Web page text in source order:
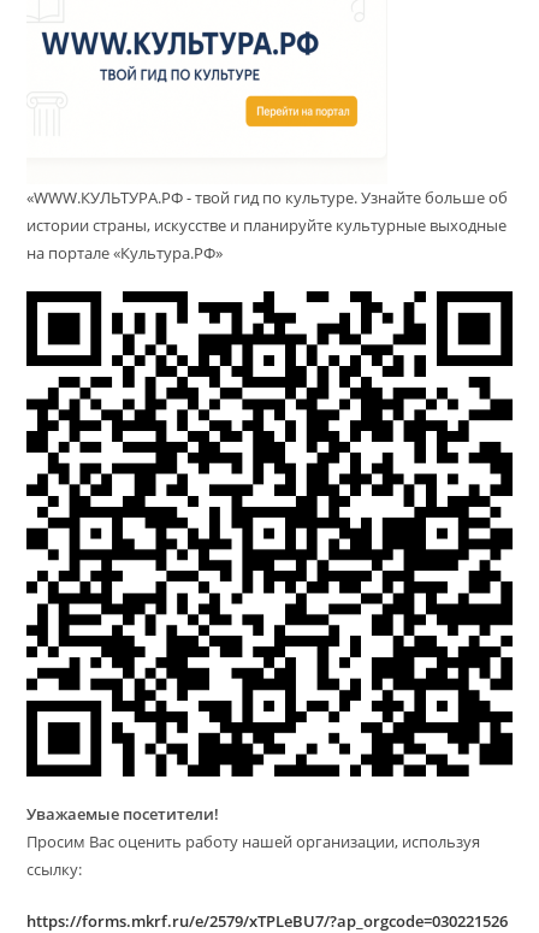
«WWW.КУЛЬТУРА.РФ - твой гид по культуре. Узнайте больше об
истории страны, искусстве и планируйте культурные выходные
на портале «Культура.РФ»
Уважаемые посетители!
Просим Вас оценить работу нашей организации, используя
ссылку:
https://forms.mkrf.ru/e/2579/xTPLeBU7/?ap_orgcode=030221526